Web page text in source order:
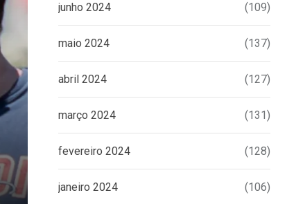
junho 2024 (109)
maio 2024 (137)
abril 2024 (127)
março 2024 (131)
fevereiro 2024 (128)
janeiro 2024 (106)